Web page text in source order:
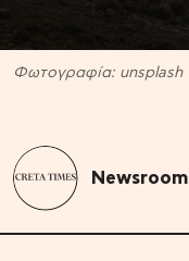
Φωτογραφία: unsplash
Newsroom